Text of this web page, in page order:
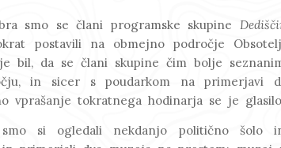
smo se člani programske skupine
postavili na obmejno področje
bil, da se člani skupine čim bolje
in sicer s poudarkom na primerjavi
vprašanje tokratnega hodinarja se je
si ogledali nekdanjo politično šolo